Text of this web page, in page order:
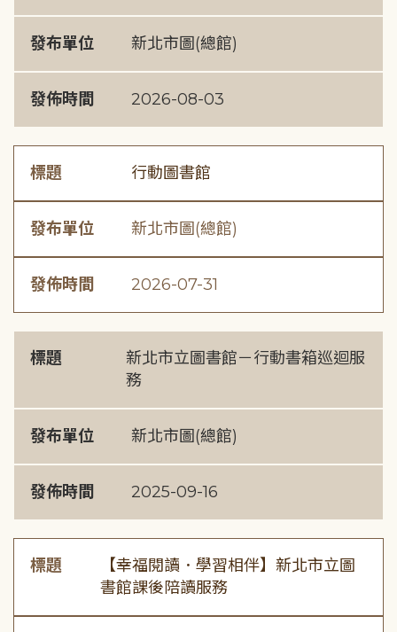
發布單位 新北市圖(總館)
發佈時間 2026-08-03
標題 行動圖書館
發布單位 新北市圖(總館)
發佈時間 2026-07-31
標題
新北市立圖書館－行動書箱巡迴服
務
發布單位 新北市圖(總館)
發佈時間 2025-09-16
標題
【幸福閱讀．學習相伴】新北市立圖
書館課後陪讀服務